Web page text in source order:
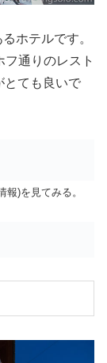
ホテルです。
通りのレスト
とても良いで
)を見てみる。